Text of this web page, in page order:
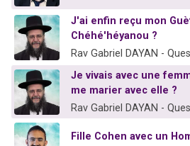
J'ai enfin reçu mon
Chéhé'héyanou ?
Rav Gabriel DAYAN -
Je vivais avec une
me marier avec elle ?
Rav Gabriel DAYAN -
Fille Cohen avec un